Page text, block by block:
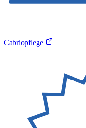
Cabriopflege